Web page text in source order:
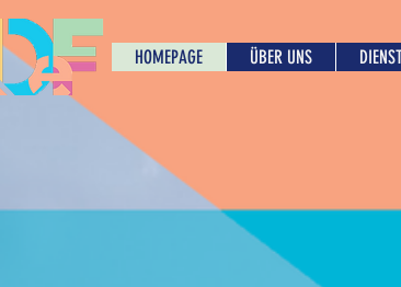
HOMEPAGE ÜBER UNS